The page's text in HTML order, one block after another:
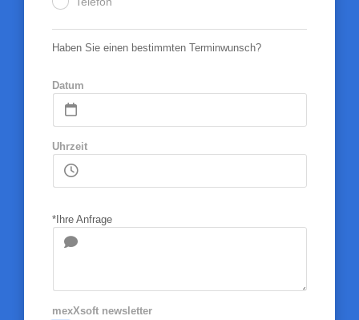
Haben Sie einen bestimmten Terminwunsch?
Datum
Uhrzeit
*Ihre Anfrage
mexXsoft newsletter